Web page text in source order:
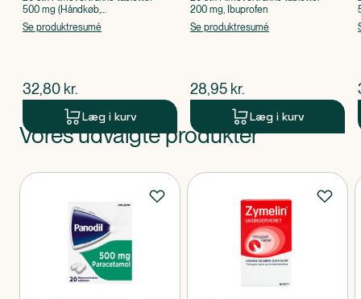
500 mg (Håndkøb,
apoteksforbeholdt), Paracetamol
Se produktresumé
$nuværende pris
32,80 kr.
Læg i kurv
200 mg, Ibuprofen
Se produktresumé
$nuværende pris
28,95 kr.
Læg i kurv
Produkt 1 af 0
Vores udvalgte produkter
Produkter